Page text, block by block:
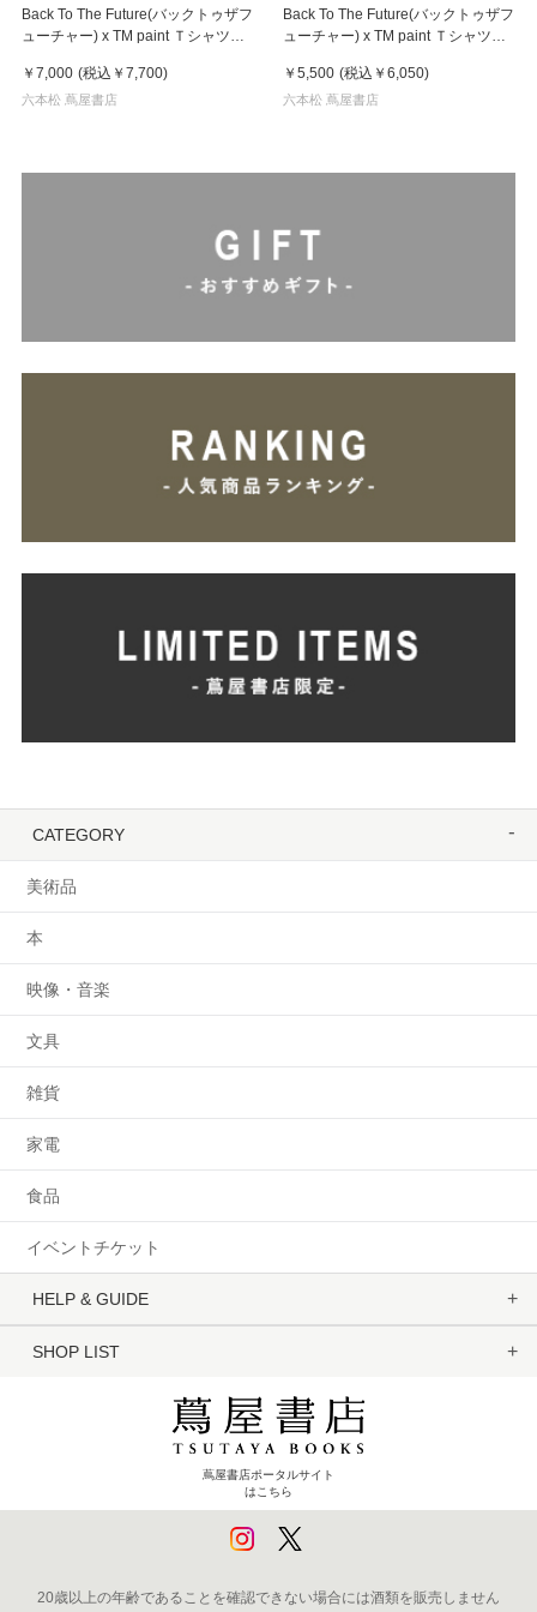
Back To The Future(バックトゥザフ
ューチャー) x TM paint Ｔシャツ
￥7,000 (税込 ￥7,700)
六本松 蔦屋書店
Back To The Future(バックトゥザフ
ューチャー) x TM paint Ｔシャツ
￥5,500 (税込 ￥6,050)
六本松 蔦屋書店
CATEGORY
美術品
本
映像・音楽
文具
雑貨
家電
食品
イベントチケット
HELP & GUIDE
SHOP LIST
蔦屋書店ポータルサイト
はこちら
20歳以上の年齢であることを確認できない場合には酒類を販売しません